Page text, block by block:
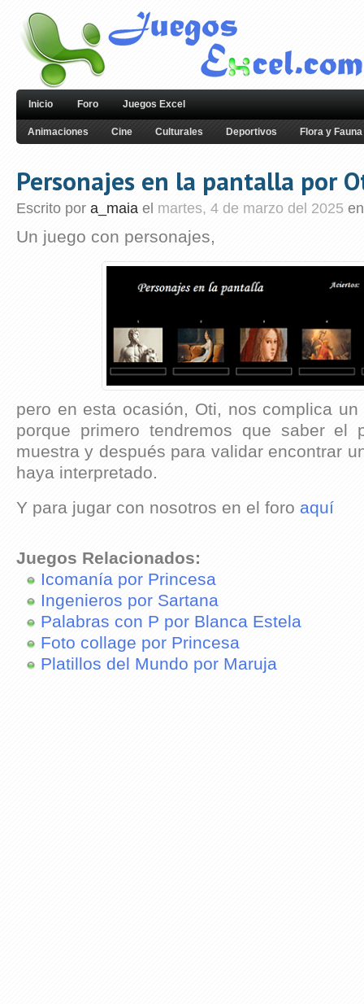
Inicio Foro Juegos Excel
Animaciones Cine Culturales Deportivos Flora y Fauna
Personajes en la pantalla por
Escrito por a_maia el martes, 4 de marzo del 2025 en
Un juego con personajes,
pero en esta ocasión, Oti, nos complica
porque primero tendremos que saber el
muestra y después para validar encontrar
haya interpretado.
Y para jugar con nosotros en el foro aquí
Juegos Relacionados:
Icomanía por Princesa
Ingenieros por Sartana
Palabras con P por Blanca Estela
Foto collage por Princesa
Platillos del Mundo por Maruja